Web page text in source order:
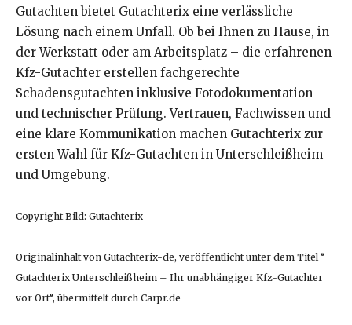
Gutachten bietet Gutachterix eine verlässliche
Lösung nach einem Unfall. Ob bei Ihnen zu Hause, in
der Werkstatt oder am Arbeitsplatz – die erfahrenen
Kfz-Gutachter erstellen fachgerechte
Schadensgutachten inklusive Fotodokumentation
und technischer Prüfung. Vertrauen, Fachwissen und
eine klare Kommunikation machen Gutachterix zur
ersten Wahl für Kfz-Gutachten in Unterschleißheim
und Umgebung.
Copyright Bild: Gutachterix
Originalinhalt von Gutachterix-de, veröffentlicht unter dem Titel “
Gutachterix Unterschleißheim – Ihr unabhängiger Kfz-Gutachter
vor Ort“, übermittelt durch Carpr.de